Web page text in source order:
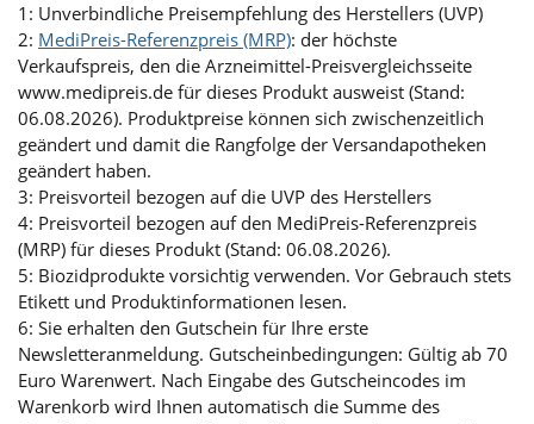
1: Unverbindliche Preisempfehlung des Herstellers (UVP)
2: MediPreis-Referenzpreis (MRP): der höchste
Verkaufspreis, den die Arzneimittel-Preisvergleichsseite
www.medipreis.de für dieses Produkt ausweist (Stand:
06.08.2026). Produktpreise können sich zwischenzeitlich
geändert und damit die Rangfolge der Versandapotheken
geändert haben.
3: Preisvorteil bezogen auf die UVP des Herstellers
4: Preisvorteil bezogen auf den MediPreis-Referenzpreis
(MRP) für dieses Produkt (Stand: 06.08.2026).
5: Biozidprodukte vorsichtig verwenden. Vor Gebrauch stets
Etikett und Produktinformationen lesen.
6: Sie erhalten den Gutschein für Ihre erste
Newsletteranmeldung. Gutscheinbedingungen: Gültig ab 70
Euro Warenwert. Nach Eingabe des Gutscheincodes im
Warenkorb wird Ihnen automatisch die Summe des